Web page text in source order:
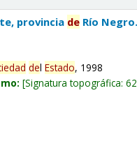
provincia de Río Negro.
delEstado, 1998
Signatura topográfica: